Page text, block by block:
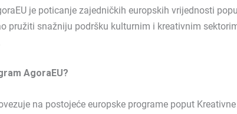
je poticanje zajedničkih europskih vrijednosti
pružiti snažniju podršku kulturnim i kreativnim
AgoraEU?
na postojeće europske programe poput